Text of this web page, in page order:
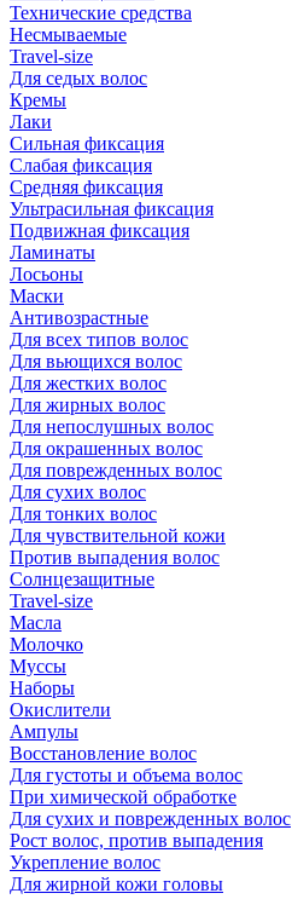
Технические средства
Несмываемые
Travel-size
Для седых волос
Кремы
Лаки
Сильная фиксация
Слабая фиксация
Средняя фиксация
Ультрасильная фиксация
Подвижная фиксация
Ламинаты
Лосьоны
Маски
Антивозрастные
Для всех типов волос
Для вьющихся волос
Для жестких волос
Для жирных волос
Для непослушных волос
Для окрашенных волос
Для поврежденных волос
Для сухих волос
Для тонких волос
Для чувствительной кожи
Против выпадения волос
Солнцезащитные
Travel-size
Масла
Молочко
Муссы
Наборы
Окислители
Ампулы
Восстановление волос
Для густоты и объема волос
При химической обработке
Для сухих и поврежденных волос
Рост волос, против выпадения
Укрепление волос
Для жирной кожи головы